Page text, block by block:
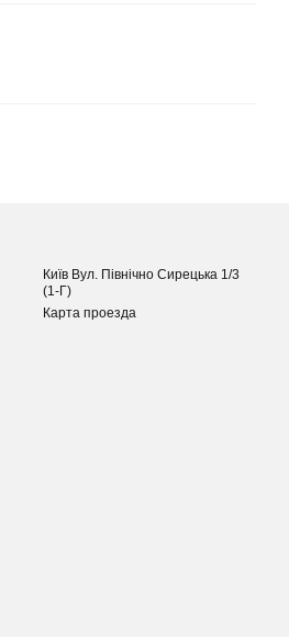
Київ Вул. Північно Сирецька 1/3
(1-Г)
Карта проезда